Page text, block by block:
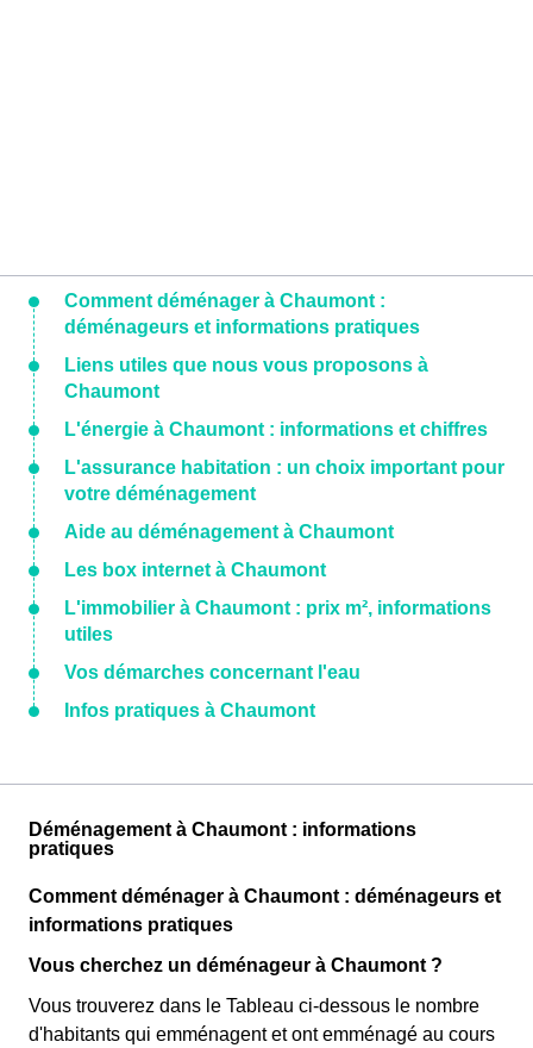
Comment déménager à Chaumont :
déménageurs et informations pratiques
Liens utiles que nous vous proposons à
Chaumont
L'énergie à Chaumont : informations et chiffres
L'assurance habitation : un choix important pour
votre déménagement
Aide au déménagement à Chaumont
Les box internet à Chaumont
L'immobilier à Chaumont : prix m², informations
utiles
Vos démarches concernant l'eau
Infos pratiques à Chaumont
Déménagement à Chaumont : informations
pratiques
Comment déménager à Chaumont : déménageurs et
informations pratiques
Vous cherchez un déménageur à Chaumont ?
Vous trouverez dans le Tableau ci-dessous le nombre
d'habitants qui emménagent et ont emménagé au cours